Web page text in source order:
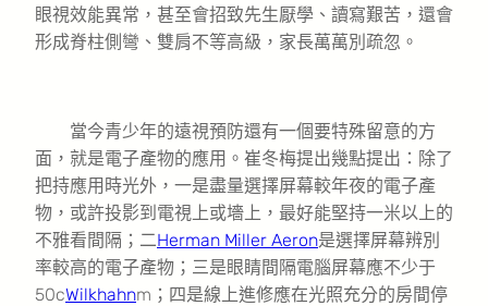
眼視效能異常，甚至會招致先生厭學、讀寫艱苦，還會
形成脊柱側彎、雙肩不等高級，家長萬萬別疏忽。
當今青少年的遠視預防還有一個要特殊留意的方
面，就是電子產物的應用。崔冬梅提出幾點提出：除了
把持應用時光外，一是盡量選擇屏幕較年夜的電子產
物，或許投影到電視上或墻上，最好能堅持一米以上的
不雅看間隔；二Herman Miller Aeron是選擇屏幕辨別
率較高的電子產物；三是眼睛間隔電腦屏幕應不少于
50cWilkhahnm；四是線上進修應在光照充分的房間停